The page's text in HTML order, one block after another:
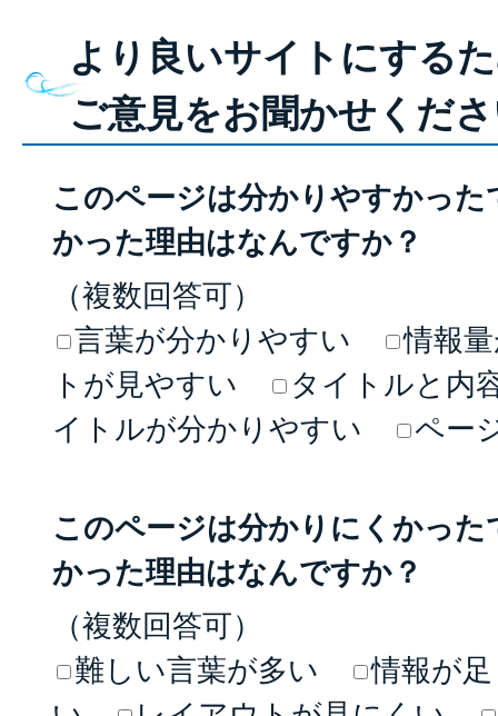
より良いサイトにする
ご意見をお聞かせくだ
このページは分かりやすかっ
かった理由はなんですか？
（複数回答可）
言葉が分かりやすい
情報
トが見やすい
タイトルと内
イトルが分かりやすい
ペー
このページは分かりにくかっ
かった理由はなんですか？
（複数回答可）
難しい言葉が多い
情報が